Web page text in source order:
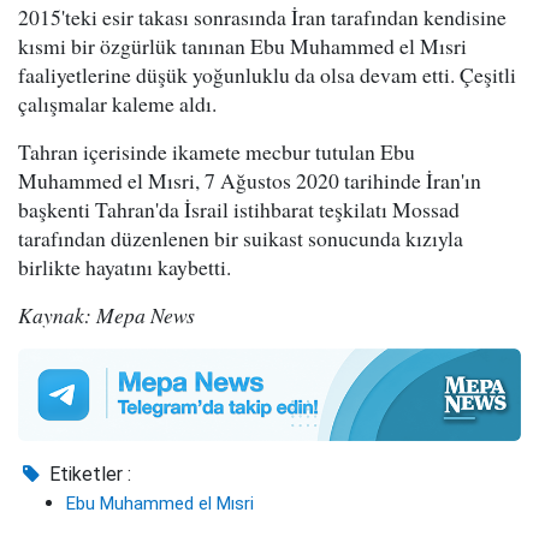
2015'teki esir takası sonrasında İran tarafından kendisine
kısmi bir özgürlük tanınan Ebu Muhammed el Mısri
faaliyetlerine düşük yoğunluklu da olsa devam etti. Çeşitli
çalışmalar kaleme aldı.
Tahran içerisinde ikamete mecbur tutulan Ebu
Muhammed el Mısri, 7 Ağustos 2020 tarihinde İran'ın
başkenti Tahran'da İsrail istihbarat teşkilatı Mossad
tarafından düzenlenen bir suikast sonucunda kızıyla
birlikte hayatını kaybetti.
Kaynak: Mepa News
Etiketler :
Ebu Muhammed el Mısri